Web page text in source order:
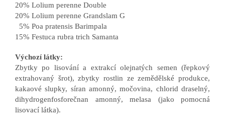
20% Lolium perenne Double
20% Lolium perenne Grandslam G
5% Poa pratensis Barimpala
15% Festuca rubra trich Samanta
Výchozí látky:
Zbytky po lisování a extrakcí olejnatých semen (řepkový
extrahovaný šrot), zbytky rostlin ze zemědělské produkce,
kakaové slupky, síran amonný, močovina, chlorid draselný,
dihydrogenfosforečnan amonný, melasa (jako pomocná
lisovací látka).